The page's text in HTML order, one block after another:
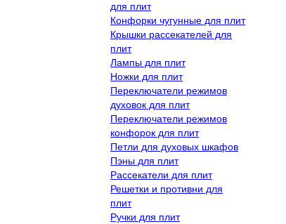
для плит
Конфорки чугунные для плит
Крышки рассекателей для
плит
Лампы для плит
Ножки для плит
Переключатели режимов
духовок для плит
Переключатели режимов
конфорок для плит
Петли для духовых шкафов
Пэны для плит
Рассекатели для плит
Решетки и противни для
плит
Ручки для плит